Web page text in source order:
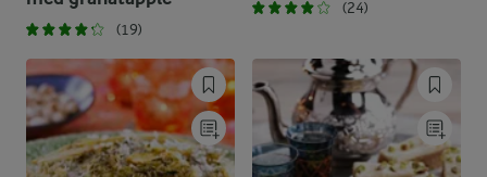
(19)
(24)